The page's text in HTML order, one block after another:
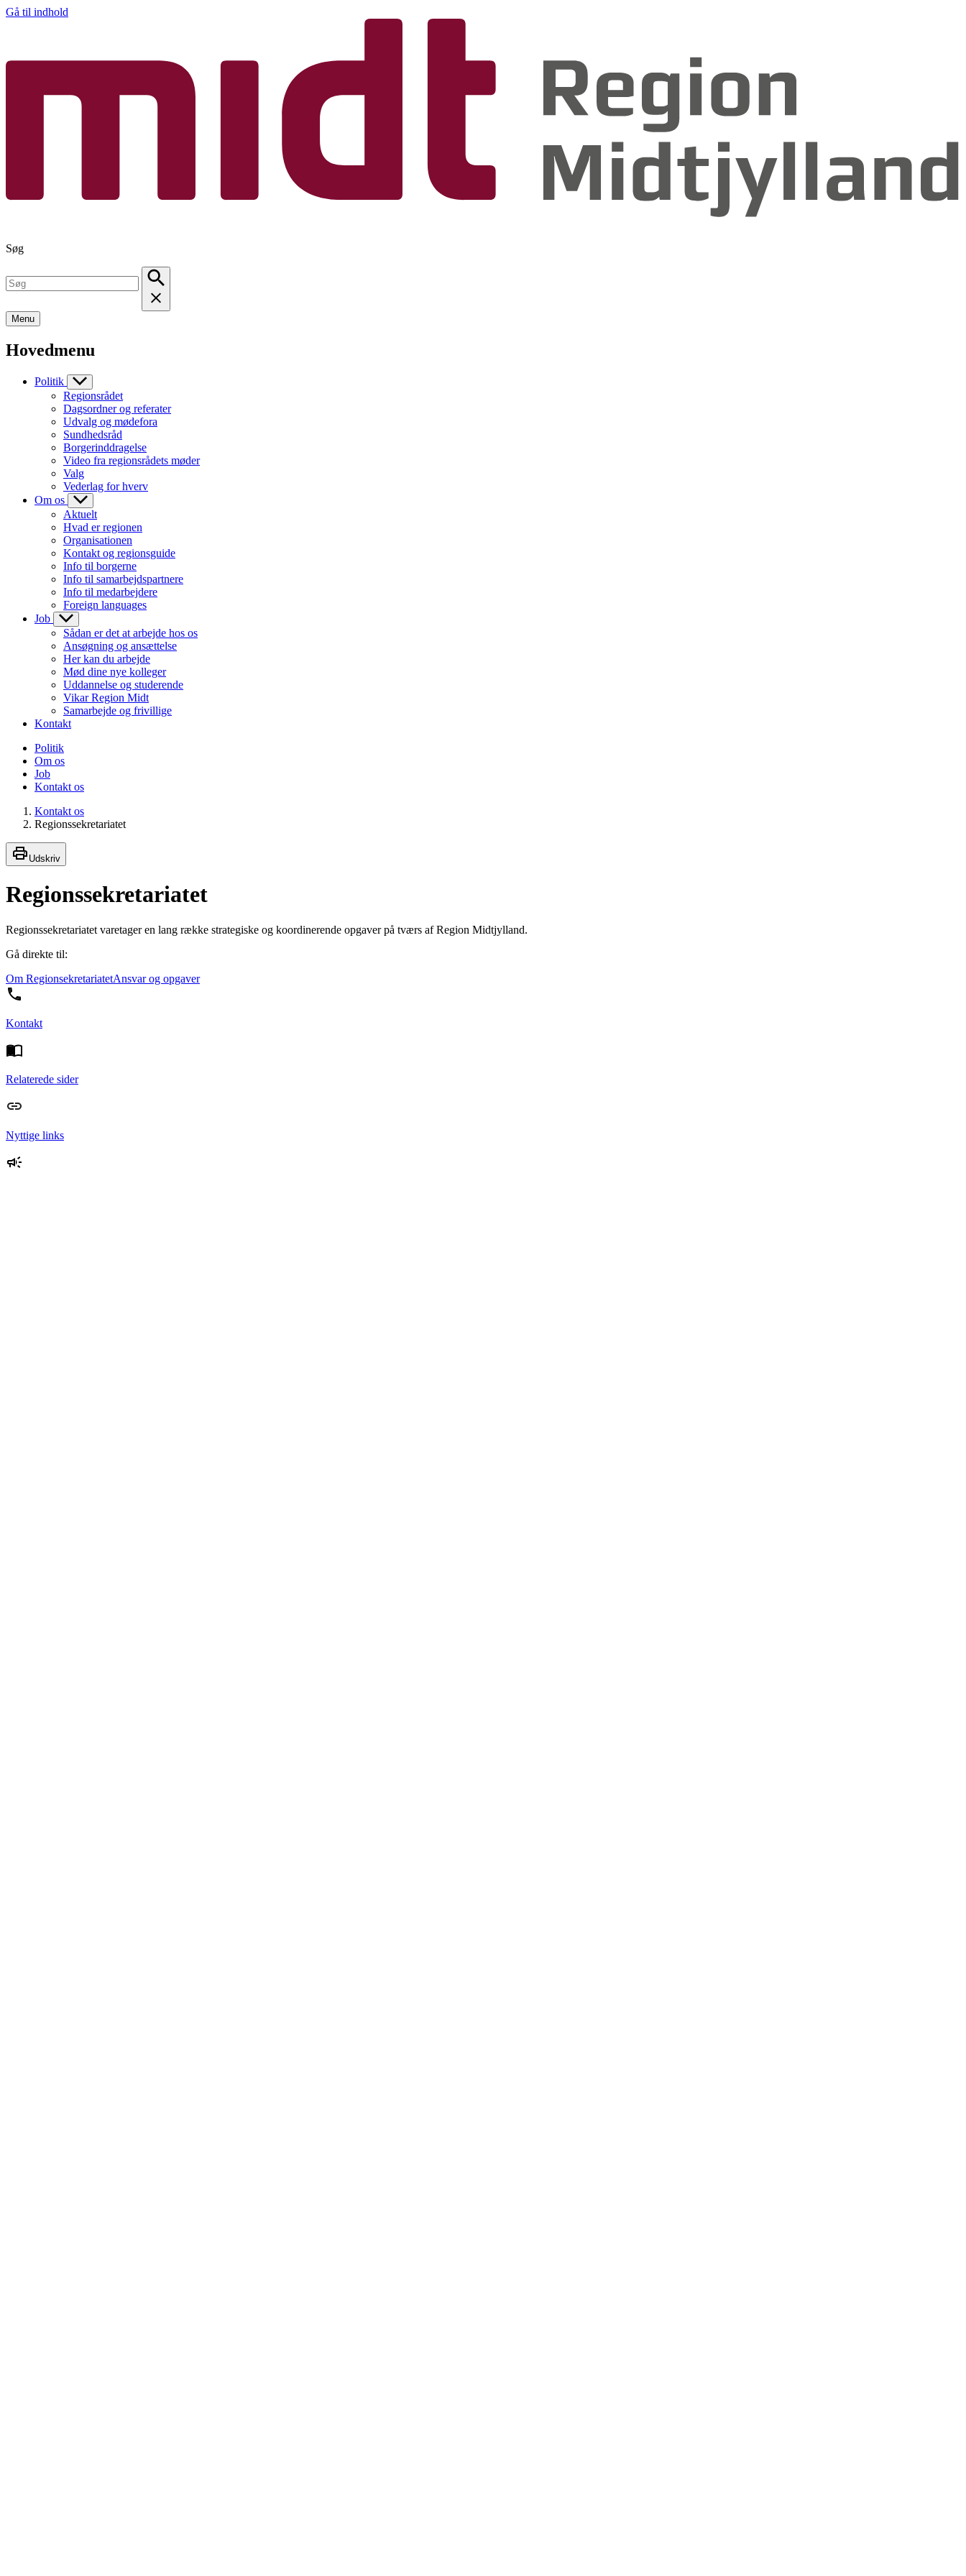
Gå til indhold
Søg
Menu
Hovedmenu
Politik
Regionsrådet
Dagsordner og referater
Udvalg og mødefora
Sundhedsråd
Borgerinddragelse
Video fra regionsrådets møder
Valg
Vederlag for hverv
Om os
Aktuelt
Hvad er regionen
Organisationen
Kontakt og regionsguide
Info til borgerne
Info til samarbejdspartnere
Info til medarbejdere
Foreign languages
Job
Sådan er det at arbejde hos os
Ansøgning og ansættelse
Her kan du arbejde
Mød dine nye kolleger
Uddannelse og studerende
Vikar Region Midt
Samarbejde og frivillige
Kontakt
Politik
Om os
Job
Kontakt os
Kontakt os
Regionssekretariatet
Udskriv
Regionssekretariatet
Regionssekretariatet varetager en lang række strategiske og koordinerende opgaver på tværs af Region Midtjylland.
Gå direkte til:
Om RegionsekretariatetAnsvar og opgaver
Kontakt
Relaterede sider
Nyttige links